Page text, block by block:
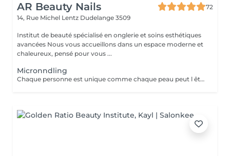
AR Beauty Nails
72
14, Rue Michel Lentz Dudelange 3509
Institut de beauté spécialisé en onglerie et soins esthétiques
avancées Nous vous accueillons dans un espace moderne et
chaleureux, pensé pour vous ...
Micronndling
Chaque personne est unique comme chaque peau peut l être. Nous offrons à peau ce dont elle a besoin, exactement pour ça chaque personne sera évaluée avec minutie. Dans ce traitement grâce à la stimulation des papilles dermiques et à la libération de facteurs de croissance, le micronnedling optimise la fonction cellulaire, renforce la structure de la peau et augment naturellement le collagène TGF-3 via une cascade de cicatrisation régénérative.